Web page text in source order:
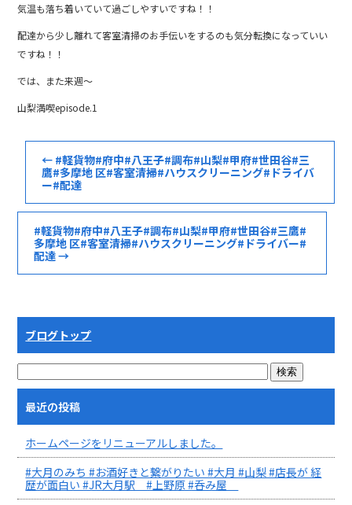
気温も落ち着いていて過ごしやすいですね！！
配達から少し離れて客室清掃のお手伝いをするのも気分転換になっていい
ですね！！
では、また来週～
山梨満喫episode.1
← #軽貨物#府中#八王子#調布#山梨#甲府#世田谷#三
鷹#多摩地 区#客室清掃#ハウスクリーニング#ドライバ
ー#配達
#軽貨物#府中#八王子#調布#山梨#甲府#世田谷#三鷹#
多摩地 区#客室清掃#ハウスクリーニング#ドライバー#
配達→
ブログトップ
最近の投稿
ホームページをリニューアルしました。
#大月のみち #お酒好きと繋がりたい #大月 #山梨 #店長が 経
歴が面白い #JR大月駅 #上野原 #呑み屋